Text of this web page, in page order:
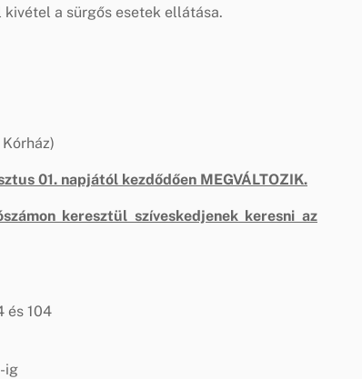
a sürgős esetek ellátása.
01. napjától kezdődően MEGVÁLTOZIK.
keresztül szíveskedjenek keresni az
és 104
ig